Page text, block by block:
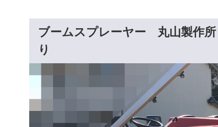
ブームスプレーヤー 丸山製
り